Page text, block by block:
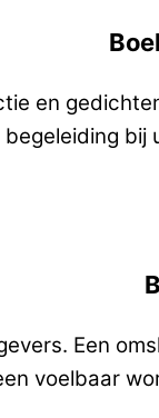
en
begeleiding bij
Een
voelbaar